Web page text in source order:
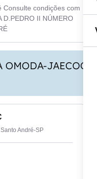
Consulte condições com
D.PEDRO II NÚMERO
JAECOO
André-SP